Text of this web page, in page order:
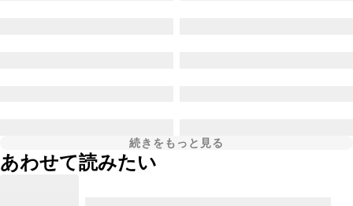
続きをもっと見る
あわせて読みたい